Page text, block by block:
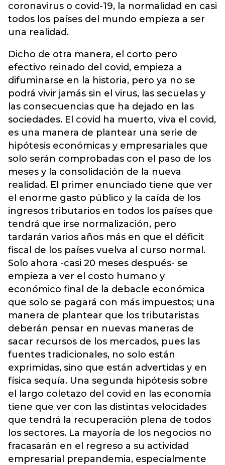
coronavirus o covid-19, la normalidad en casi
todos los países del mundo empieza a ser
una realidad.
Dicho de otra manera, el corto pero
efectivo reinado del covid, empieza a
difuminarse en la historia, pero ya no se
podrá vivir jamás sin el virus, las secuelas y
las consecuencias que ha dejado en las
sociedades. El covid ha muerto, viva el covid,
es una manera de plantear una serie de
hipótesis económicas y empresariales que
solo serán comprobadas con el paso de los
meses y la consolidación de la nueva
realidad. El primer enunciado tiene que ver
el enorme gasto público y la caída de los
ingresos tributarios en todos los países que
tendrá que irse normalización, pero
tardarán varios años más en que el déficit
fiscal de los países vuelva al curso normal.
Solo ahora -casi 20 meses después- se
empieza a ver el costo humano y
económico final de la debacle económica
que solo se pagará con más impuestos; una
manera de plantear que los tributaristas
deberán pensar en nuevas maneras de
sacar recursos de los mercados, pues las
fuentes tradicionales, no solo están
exprimidas, sino que están advertidas y en
física sequía. Una segunda hipótesis sobre
el largo coletazo del covid en las economía
tiene que ver con las distintas velocidades
que tendrá la recuperación plena de todos
los sectores. La mayoría de los negocios no
fracasarán en el regreso a su actividad
empresarial prepandemia, especialmente